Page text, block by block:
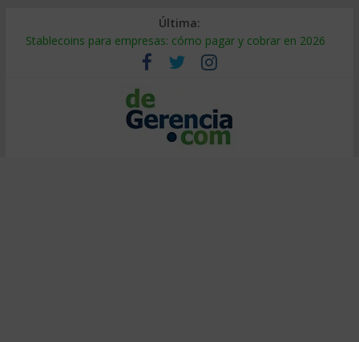
Última:
Stablecoins para empresas: cómo pagar y cobrar en 2026
Despido silencioso: qué es y por qué sale tan caro
IA en selección de personal: cómo auditarla a tiempo
Trabajo forzoso en la cadena de suministro: qué hacer
Mercado hispano de EE. UU.: cómo segmentarlo y venderle